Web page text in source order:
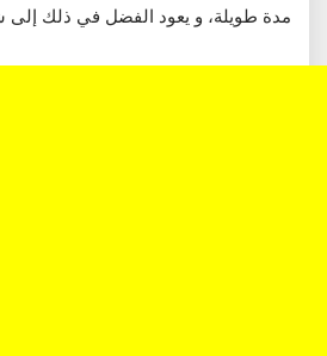
مدة طويلة، و يعود الفضل في ذلك